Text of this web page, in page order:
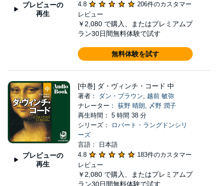
プレビューの
再生
4.8
206件のカスタマー
レビュー
￥2,080 で購入、またはプレミアムプ
ラン30日間無料体験で試す
無料体験を試す
プレビューの
再生
[中巻] ダ・ヴィンチ・コード 中
著者： ダン・ブラウン, 越前 敏弥
ナレーター： 荻野 晴朗, 〆野 潤子
再生時間： 5 時間 38 分
シリーズ：
ロバート・ラングドンシリ
ーズ
言語： 日本語
4.8
183件のカスタマー
レビュー
￥2,080 で購入、またはプレミアムプ
ラン30日間無料体験で試す